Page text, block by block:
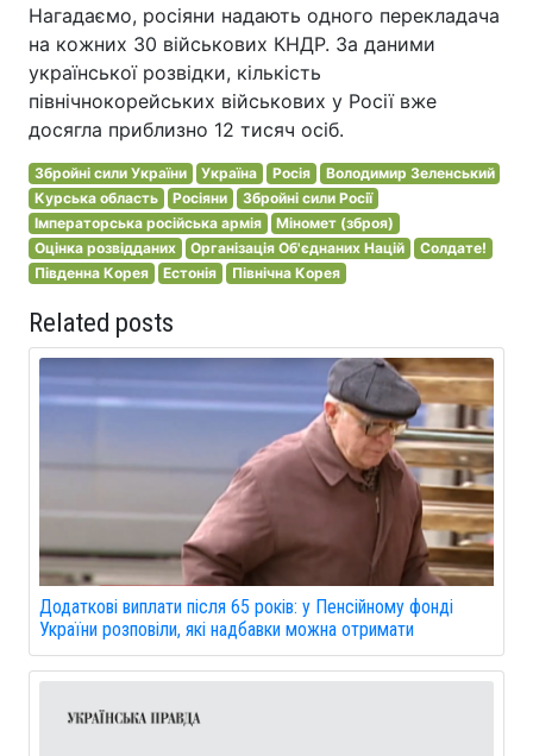
Нагадаємо, росіяни надають одного перекладача
на кожних 30 військових КНДР. За даними
української розвідки, кількість
північнокорейських військових у Росії вже
досягла приблизно 12 тисяч осіб.
Збройні сили України Україна Росія
Володимир Зеленський
Курська область
Росіяни
Збройні сили Росії
Імператорська російська армія
Міномет (зброя)
Оцінка розвідданих
Організація Об'єднаних Націй
Солдате!
Південна Корея
Естонія Північна Корея
Related posts
Додаткові виплати після 65 років: у Пенсійному фонді
України розповіли, які надбавки можна отримати